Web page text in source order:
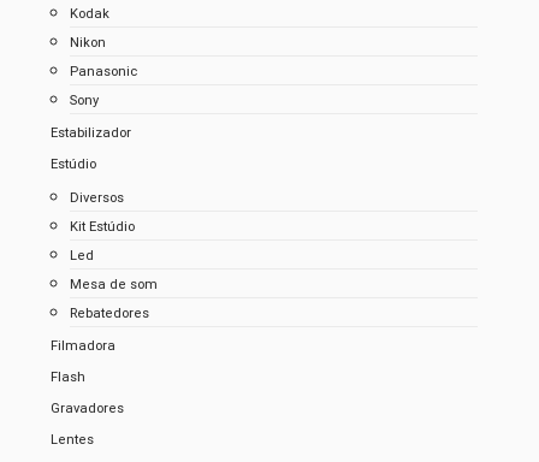
Kodak
Nikon
Panasonic
Sony
Estabilizador
Estúdio
Diversos
Kit Estúdio
Led
Mesa de som
Rebatedores
Filmadora
Flash
Gravadores
Lentes